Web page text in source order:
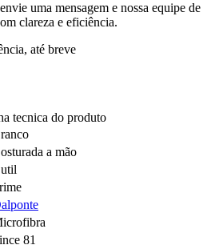
uma mensagem e nossa equipe de
clareza e eficiência.
até breve
tecnica do produto
a mão
81